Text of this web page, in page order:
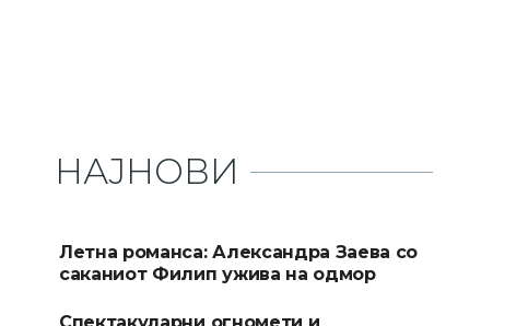
НАЈНОВИ
Летна романса: Александра Заева со
саканиот Филип ужива на одмор